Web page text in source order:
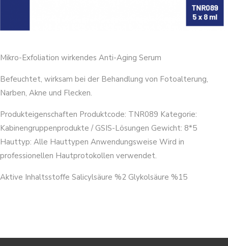
Mikro-Exfoliation wirkendes Anti-Aging Serum
Befeuchtet, wirksam bei der Behandlung von Fotoalterung,
Narben, Akne und Flecken.
Produkteigenschaften Produktcode: TNR089 Kategorie:
Kabinengruppenprodukte / GSIS-Lösungen Gewicht: 8*5
Hauttyp: Alle Hauttypen Anwendungsweise Wird in
professionellen Hautprotokollen verwendet.
Aktive Inhaltsstoffe Salicylsäure %2 Glykolsäure %15